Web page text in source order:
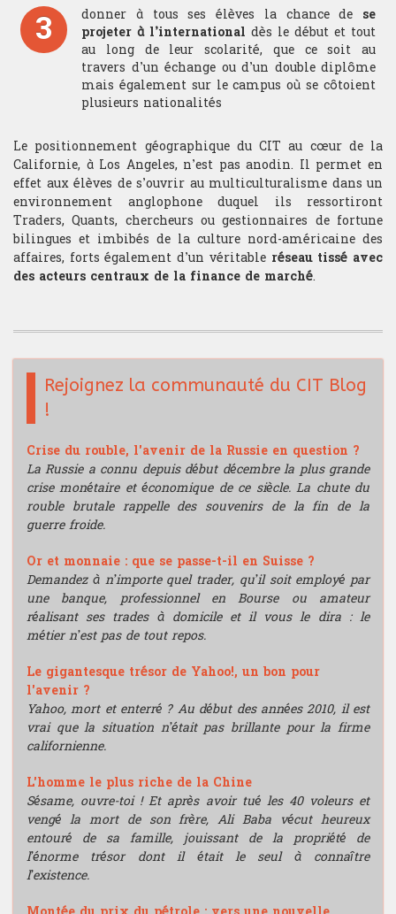
3 donner à tous ses élèves la chance de se
projeter à l’international dès le début et tout
au long de leur scolarité, que ce soit au
travers d’un échange ou d’un double diplôme
mais également sur le campus où se côtoient
plusieurs nationalités
Le positionnement géographique du CIT au cœur de la
Californie, à Los Angeles, n’est pas anodin. Il permet en
effet aux élèves de s’ouvrir au multiculturalisme dans un
environnement anglophone duquel ils ressortiront
Traders, Quants, chercheurs ou gestionnaires de fortune
bilingues et imbibés de la culture nord-américaine des
affaires, forts également d’un véritable réseau tissé avec
des acteurs centraux de la finance de marché.
Rejoignez la communauté du CIT Blog
!
Crise du rouble, l'avenir de la Russie en question ?
La Russie a connu depuis début décembre la plus grande
crise monétaire et économique de ce siècle. La chute du
rouble brutale rappelle des souvenirs de la fin de la
guerre froide.
Or et monnaie : que se passe-t-il en Suisse ?
Demandez à n’importe quel trader, qu’il soit employé par
une banque, professionnel en Bourse ou amateur
réalisant ses trades à domicile et il vous le dira : le
métier n’est pas de tout repos.
Le gigantesque trésor de Yahoo!, un bon pour
l'avenir ?
Yahoo, mort et enterré ? Au début des années 2010, il est
vrai que la situation n’était pas brillante pour la firme
californienne.
L'homme le plus riche de la Chine
Sésame, ouvre-toi ! Et après avoir tué les 40 voleurs et
vengé la mort de son frère, Ali Baba vécut heureux
entouré de sa famille, jouissant de la propriété de
l’énorme trésor dont il était le seul à connaître
l’existence.